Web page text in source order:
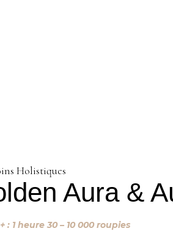
Holistiques
Aura &
: 1 heure 30 – 10 000 roupies